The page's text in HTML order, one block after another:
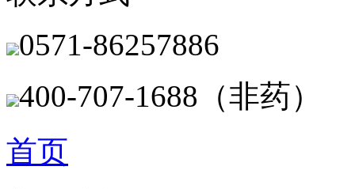
0571-86257886
400-707-1688（非药）
首页